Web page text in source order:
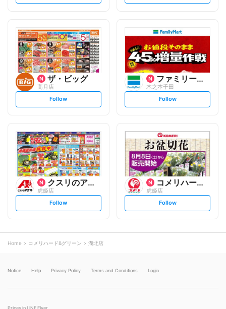
t
l
o
w
t
o
ザ・ビッグ
高月店
s
t
l
o
w
Follow
ファミリーマート
木之本千田
s
t
l
o
w
Follow
クスリのアオキ
虎姫店
s
t
o
Follow
コメリハード&グリーン
虎姫店
s
t
Follow
Home コメリハード&グリーン 湖北店
Notice Help Privacy Policy Terms and Conditions Login
Prices in LINE Flyer